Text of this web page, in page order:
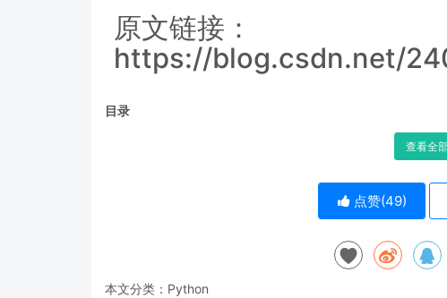
原文链接：
https://blog.csdn.net/
目录
查看全
点赞(49)
本文分类： Python